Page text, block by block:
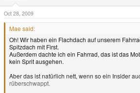
Oct 28, 2009
Mae said:
Oh! Wir haben ein Flachdach auf unserem
Spitzdach mit First.
Außerdem dachte ich ein Fahrrad, das ist das
kein Sprit ausgehen.
Aber das ist natürlich nett, wenn so ein Insider
rüberschwappt.